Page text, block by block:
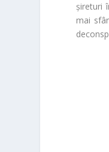
șireturi
mai